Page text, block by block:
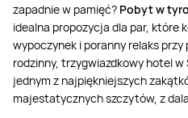
zapadnie w pamięć? Pobyt w
idealna propozycja dla par, które
wypoczynek i poranny relaks przy
rodzinny, trzygwiazdkowy hotel w
jednym z najpiękniejszych
majestatycznych szczytów, z